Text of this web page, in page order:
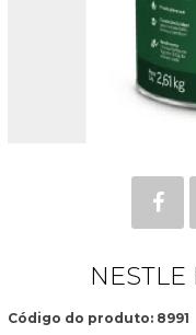
Código do produto: 8991